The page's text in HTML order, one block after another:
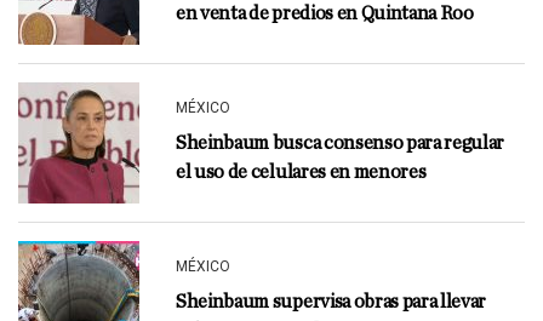
en venta de predios en Quintana Roo
MÉXICO
Sheinbaum busca consenso para regular
el uso de celulares en menores
MÉXICO
Sheinbaum supervisa obras para llevar